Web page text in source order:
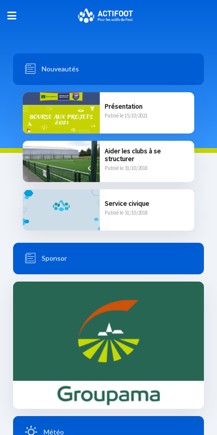
Nouveautés
Présentation
Publié le 15/10/2021
Aider les clubs à se
structurer
Publié le 31/10/2018
Service civique
Publié le 31/10/2018
Sponsor
Météo